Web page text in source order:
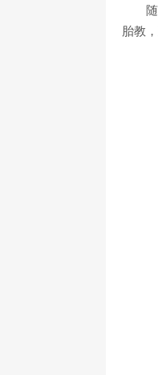
胎教